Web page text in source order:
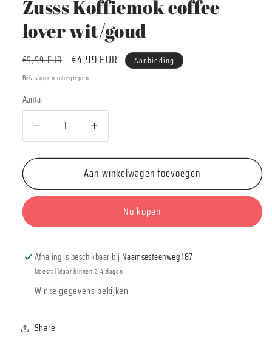
Zusss Koffiemok coffee
lover wit/goud
Normale
prijs
€9,99 EUR Aanbiedingsprijs
€4,99 EUR Aanbieding
Belastingen inbegrepen.
Aantal
Aantal
Aantal
verlagen
voor
Koffiemok
wit/goud
Aantal
verhogen
voor
Zusss
Koffiemok
wit/goud
Aan winkelwagen toevoegen
Nu kopen
Afhaling is beschikbaar bij Naamsesteenweg 187
Meestal klaar binnen 2-4 dagen
Winkelgegevens bekijken
Share